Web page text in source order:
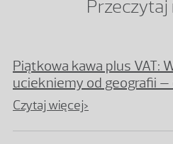
Przeczytaj
Piątkowa kawa plus VAT:
uciekniemy od geografii –
Establishment) słów kilka
Czytaj więcej>